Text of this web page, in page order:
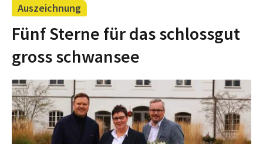
Auszeichnung
Fünf Sterne für das schlossgut
gross schwansee